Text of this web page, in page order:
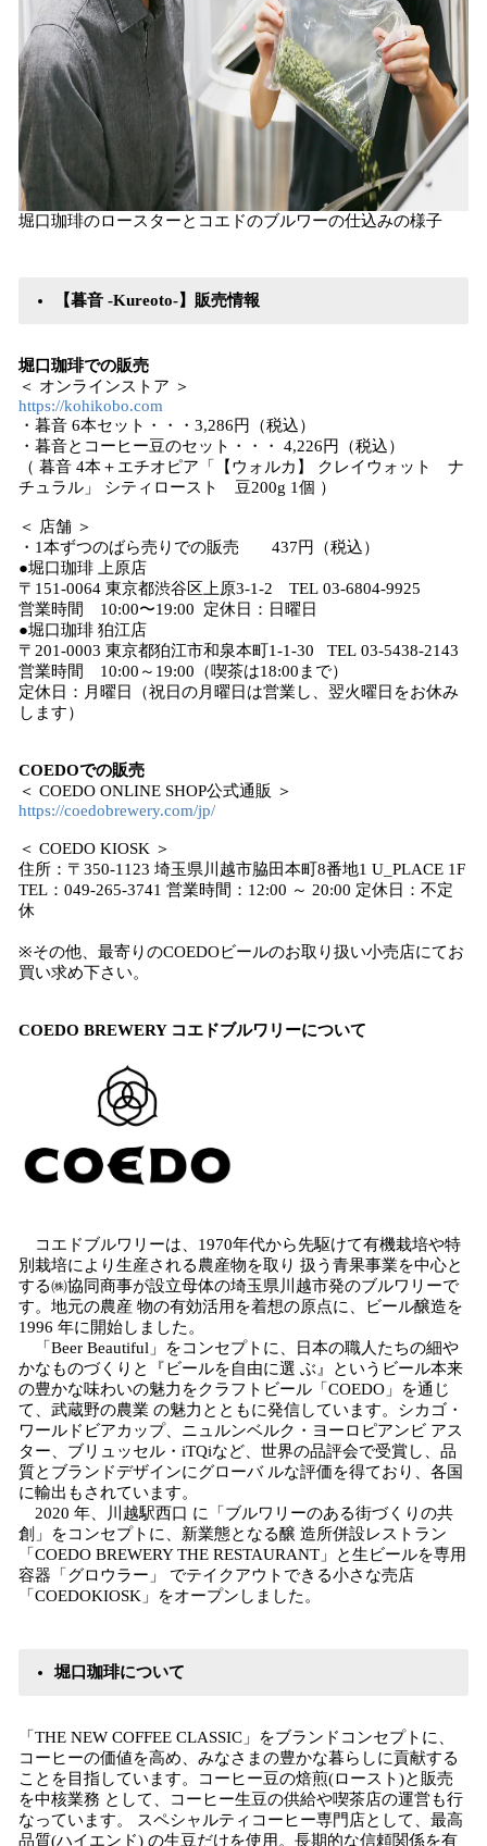
堀口珈琲のロースターとコエドのブルワーの仕込みの様子
【暮音 -Kureoto-】販売情報
堀口珈琲での販売
＜ オンラインストア ＞
https://kohikobo.com
・暮音 6本セット・・・3,286円（税込）
・暮音とコーヒー豆のセット・・・ 4,226円（税込）
（ 暮音 4本＋エチオピア「【ウォルカ】 クレイウォット ナ
チュラル」 シティロースト 豆200g 1個 ）
＜ 店舗 ＞
・1本ずつのばら売りでの販売 437円（税込）
●堀口珈琲 上原店
〒151-0064 東京都渋谷区上原3-1-2 TEL 03-6804-9925
営業時間 10:00〜19:00 定休日：日曜日
●堀口珈琲 狛江店
〒201-0003 東京都狛江市和泉本町1-1-30 TEL 03-5438-2143
営業時間 10:00～19:00（喫茶は18:00まで）
定休日：月曜日（祝日の月曜日は営業し、翌火曜日をお休み
します）
COEDOでの販売
＜ COEDO ONLINE SHOP公式通販 ＞
https://coedobrewery.com/jp/
＜ COEDO KIOSK ＞
住所：〒350-1123 埼玉県川越市脇田本町8番地1 U_PLACE 1F
TEL：049-265-3741 営業時間：12:00 ～ 20:00 定休日：不定
休
※その他、最寄りのCOEDOビールのお取り扱い小売店にてお
買い求め下さい。
COEDO BREWERY コエドブルワリーについて
コエドブルワリーは、1970年代から先駆けて有機栽培や特
別栽培により生産される農産物を取り 扱う青果事業を中心と
する㈱協同商事が設立母体の埼玉県川越市発のブルワリーで
す。地元の農産 物の有効活用を着想の原点に、ビール醸造を
1996 年に開始しました。
「Beer Beautiful」をコンセプトに、日本の職人たちの細や
かなものづくりと『ビールを自由に選 ぶ』というビール本来
の豊かな味わいの魅力をクラフトビール「COEDO」を通じ
て、武蔵野の農業 の魅力とともに発信しています。シカゴ・
ワールドビアカップ、ニュルンベルク・ヨーロピアンビ アス
ター、ブリュッセル・iTQiなど、世界の品評会で受賞し、品
質とブランドデザインにグローバ ルな評価を得ており、各国
に輸出もされています。
2020 年、川越駅西口 に「ブルワリーのある街づくりの共
創」をコンセプトに、新業態となる醸 造所併設レストラン
「COEDO BREWERY THE RESTAURANT」と生ビールを専用
容器「グロウラー」 でテイクアウトできる小さな売店
「COEDOKIOSK」をオープンしました。
堀口珈琲について
「THE NEW COFFEE CLASSIC」をブランドコンセプトに、
コーヒーの価値を高め、みなさまの豊かな暮らしに貢献する
ことを目指しています。コーヒー豆の焙煎(ロースト)と販売
を中核業務 として、コーヒー生豆の供給や喫茶店の運営も行
なっています。 スペシャルティコーヒー専門店として、最高
品質(ハイエンド) の生豆だけを使用。長期的な信頼関係を有